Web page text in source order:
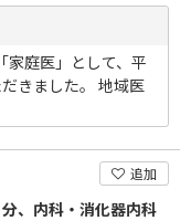
家庭医」として、平
きました。 地域医
追加
、内科・消化器内科